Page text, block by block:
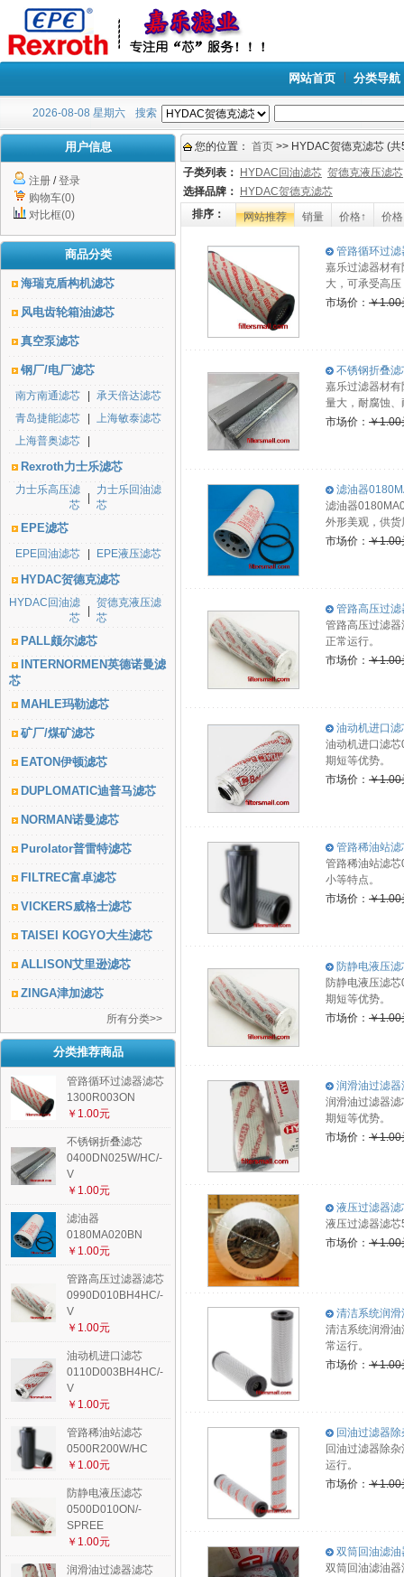
网站首页 分类导航
2026-08-08 星期六 搜索
用户信息
注册 /登录
购物车(0)
对比框(0)
商品分类
海瑞克盾构机滤芯
风电齿轮箱油滤芯
真空泵滤芯
钢厂/电厂滤芯
南方南通滤芯
承天倍达滤芯
青岛捷能滤芯
上海敏泰滤芯
上海普奥滤芯
Rexroth力士乐滤芯
力士乐高压滤
芯
力士乐回油滤
芯
EPE滤芯
EPE回油滤芯 EPE液压滤芯
HYDAC贺德克滤芯
HYDAC回油滤
芯
贺德克液压滤
芯
PALL颇尔滤芯
INTERNORMEN英德诺曼滤
芯
MAHLE玛勒滤芯
矿厂/煤矿滤芯
EATON伊顿滤芯
DUPLOMATIC迪普马滤芯
NORMAN诺曼滤芯
Purolator普雷特滤芯
FILTREC富卓滤芯
VICKERS威格士滤芯
TAISEI KOGYO大生滤芯
ALLISON艾里逊滤芯
ZINGA津加滤芯
所有分类>>
分类推荐商品
管路循环过滤器滤芯
1300R003ON
￥1.00元
不锈钢折叠滤芯
0400DN025W/HC/-
V
￥1.00元
滤油器
0180MA020BN
￥1.00元
管路高压过滤器滤芯
0990D010BH4HC/-
V
￥1.00元
油动机进口滤芯
0110D003BH4HC/-
V
￥1.00元
管路稀油站滤芯
0500R200W/HC
￥1.00元
防静电液压滤芯
0500D010ON/-
SPREE
￥1.00元
润滑油过滤器滤芯
您的位置： 首页 >> HYDAC贺德克滤芯 (
子类列表： HYDAC回油滤芯 贺德克液压滤芯
选择品牌：
HYDAC贺德克滤芯
排序：
网站推荐 销量 价格↑ 价
管路循环过
嘉乐过滤器材
大，可承受高
市场价： ￥1.00
不锈钢折叠
嘉乐过滤器材
量大，耐腐蚀
市场价： ￥1.00
滤油器
滤油器
外形美观，供
市场价： ￥1.00
管路高压过
管路高压过滤
正常运行。
市场价： ￥1.00
油动机进口
油动机进口滤
期短等优势。
市场价： ￥1.00
管路稀油站
管路稀油站滤
小等特点。
市场价： ￥1.00
防静电液压
防静电液压滤
期短等优势。
市场价： ￥1.00
润滑油过滤
润滑油过滤器
期短等优势。
市场价： ￥1.00
液压过滤器
液压过滤器滤
市场价： ￥1.00
清洁系统润
清洁系统润滑
常运行。
市场价： ￥1.00
回油过滤器
回油过滤器除
运行。
市场价： ￥1.00
双筒回油滤
双筒回油滤油